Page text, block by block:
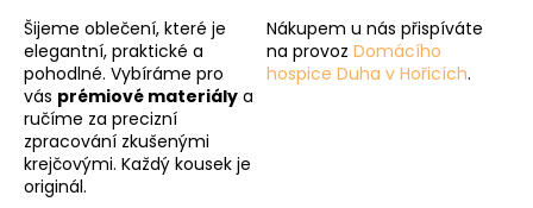
Šijeme oblečení, které je
elegantní, praktické a
pohodlné. Vybíráme pro
vás prémiové materiály a
ručíme za precizní
zpracování zkušenými
krejčovými. Každý kousek je
originál.
Nákupem u nás přispíváte
na provoz Domácího
hospice Duha v Hořicích.